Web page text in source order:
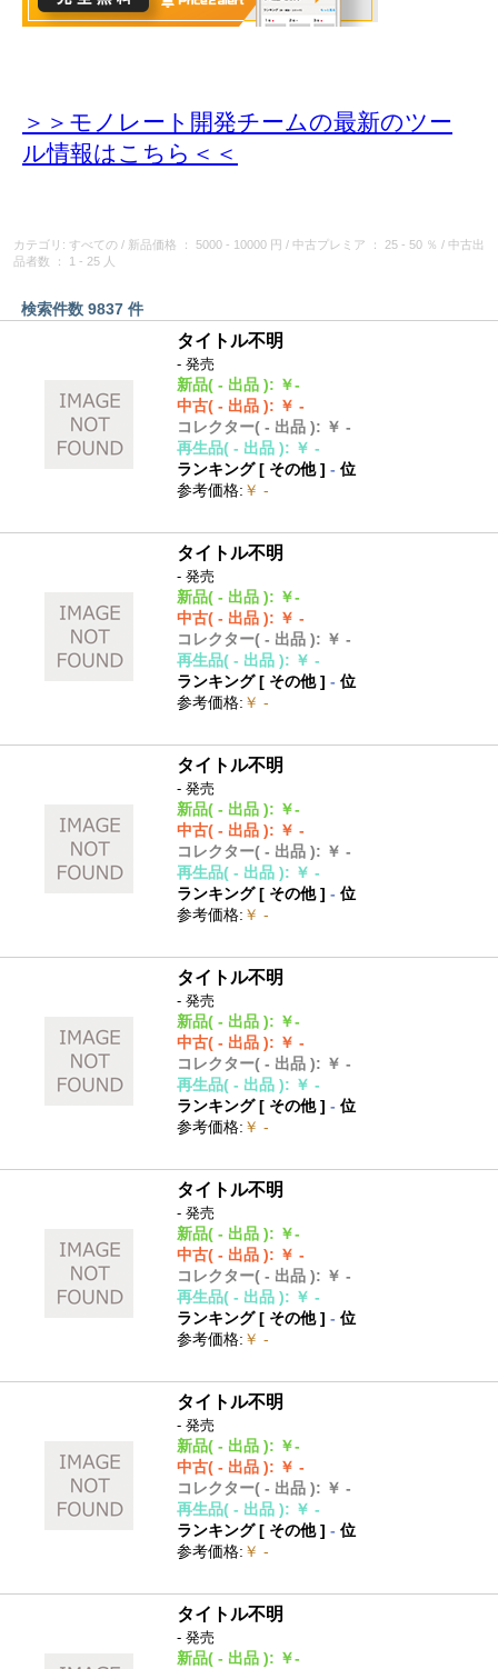
＞＞モノレート開発チームの最新のツー
ル情報はこちら＜＜
カテゴリ: すべての / 新品価格 ： 5000 - 10000 円 / 中古プレミア ： 25 - 50 ％ / 中古出
品者数
： 1 - 25 人
検索件数 9837 件
タイトル不明
- 発売
新品( - 出品 ): ￥-
中古( - 出品 ): ￥ -
コレクター( - 出品 ): ￥ -
再生品( - 出品 ): ￥ -
ランキング [ その他]- 位
参考価格: ￥ -
タイトル不明
- 発売
新品( - 出品 ): ￥-
中古( - 出品 ): ￥ -
コレクター( - 出品 ): ￥ -
再生品( - 出品 ): ￥ -
ランキング [ その他]- 位
参考価格: ￥ -
タイトル不明
- 発売
新品( - 出品 ): ￥-
中古( - 出品 ): ￥ -
コレクター( - 出品 ): ￥ -
再生品( - 出品 ): ￥ -
ランキング [ その他]- 位
参考価格: ￥ -
タイトル不明
- 発売
新品( - 出品 ): ￥-
中古( - 出品 ): ￥ -
コレクター( - 出品 ): ￥ -
再生品( - 出品 ): ￥ -
ランキング [ その他]- 位
参考価格: ￥ -
タイトル不明
- 発売
新品( - 出品 ): ￥-
中古( - 出品 ): ￥ -
コレクター( - 出品 ): ￥ -
再生品( - 出品 ): ￥ -
ランキング [ その他]- 位
参考価格: ￥ -
タイトル不明
- 発売
新品( - 出品 ): ￥-
中古( - 出品 ): ￥ -
コレクター( - 出品 ): ￥ -
再生品( - 出品 ): ￥ -
ランキング [ その他]- 位
参考価格: ￥ -
タイトル不明
- 発売
新品( - 出品 ): ￥-